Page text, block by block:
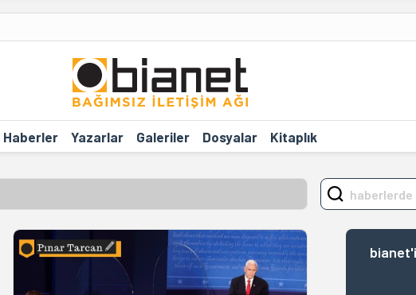
Haberler Yazarlar Galeriler Dosyalar Kitaplık